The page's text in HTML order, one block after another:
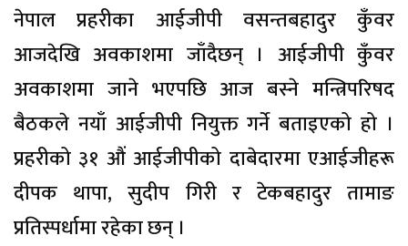
नेपाल प्रहरीका आईजीपी वसन्तबहादुर कुँवर
आजदेखि अवकाशमा जाँदैछन् । आईजीपी कुँवर
अवकाशमा जाने भएपछि आज बस्ने मन्त्रिपरिषद
बैठकले नयाँ आईजीपी नियुक्त गर्ने बताइएको हो ।
प्रहरीको ३१ औं आईजीपीको दाबेदारमा एआईजीहरू
दीपक थापा, सुदीप गिरी र टेकबहादुर तामाङ
प्रतिस्पर्धामा रहेका छन् ।